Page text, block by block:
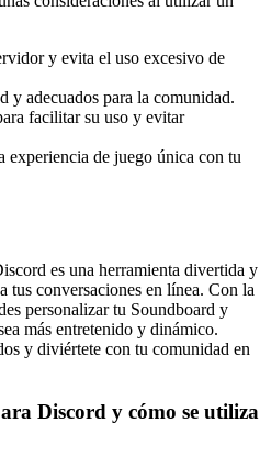
y evita el uso excesivo de
y adecuados para la comunidad.
facilitar su uso y evitar
experiencia de juego única con tu
es una herramienta divertida y
tus conversaciones en línea. Con la
personalizar tu Soundboard y
más entretenido y dinámico.
y diviértete con tu comunidad en
Discord y cómo se utiliza